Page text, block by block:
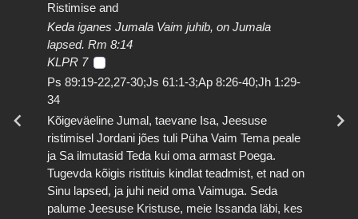
Ristimise and
Keda iganes Jumala Vaim juhib, on Jumala
lapsed. Rm 8:14
KLPR 7
Ps 89:19-22,27-30;Js 61:1-3;Ap 8:26-40;Jh 1:29-
34
Kõigeväeline Jumal, taevane Isa, Jeesuse
ristimisel Jordani jões tuli Püha Vaim Tema peale
ja Sa ilmutasid Teda kui oma armast Poega.
Tugevda kõigis ristituis kindlat teadmist, et nad on
Sinu lapsed, ja juhi neid oma Vaimuga. Seda
palume Jeesuse Kristuse, meie Issanda läbi, kes